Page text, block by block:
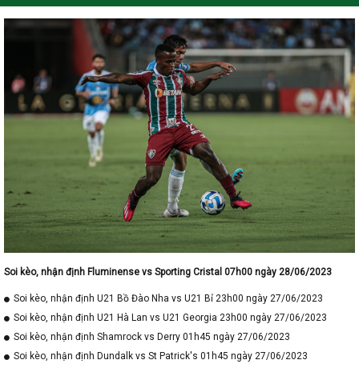
Soi kèo, nhận định Fluminense vs Sporting Cristal 07h00 ngày 28/06/2023
Soi kèo, nhận định U21 Bồ Đào Nha vs U21 Bỉ 23h00 ngày 27/06/2023
Soi kèo, nhận định U21 Hà Lan vs U21 Georgia 23h00 ngày 27/06/2023
Soi kèo, nhận định Shamrock vs Derry 01h45 ngày 27/06/2023
Soi kèo, nhận định Dundalk vs St Patrick's 01h45 ngày 27/06/2023